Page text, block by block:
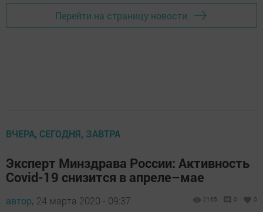
Перейти на страницу новости
ВЧЕРА, СЕГОДНЯ, ЗАВТРА
Эксперт Минздрава России: Активность
Covid-19 снизится в апреле–мае
автор, 24 марта 2020 - 09:37 2165 0 0